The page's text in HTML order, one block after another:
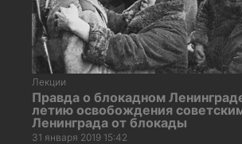
Лекции
Правда о блокадном
летию освобождения
Ленинграда от блокады
31 января 2019 15:42